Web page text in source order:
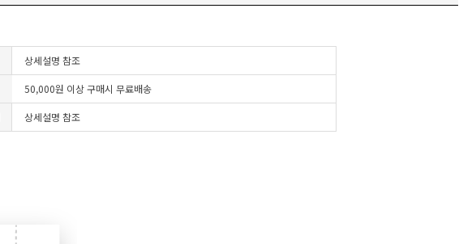
상세설명 참조
50,000원 이상 구매시 무료배송
상세설명 참조